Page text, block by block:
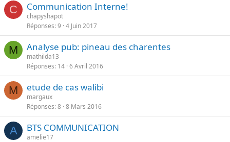
C Communication Interne!
chapyshapot
Réponses 9 4 Juin 2017
M Analyse pub: pineau des charentes
mathilda13
Réponses 14 6 Avril 2016
M etude de cas walibi
margaux
Réponses 8 8 Mars 2016
A BTS COMMUNICATION
amelie17